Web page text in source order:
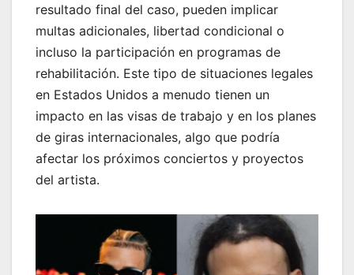
resultado final del caso, pueden implicar
multas adicionales, libertad condicional o
incluso la participación en programas de
rehabilitación. Este tipo de situaciones legales
en Estados Unidos a menudo tienen un
impacto en las visas de trabajo y en los planes
de giras internacionales, algo que podría
afectar los próximos conciertos y proyectos
del artista.